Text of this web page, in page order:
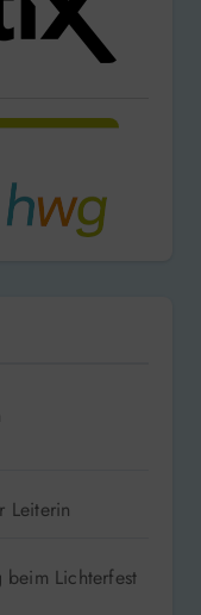
Leiterin
beim Lichterfest